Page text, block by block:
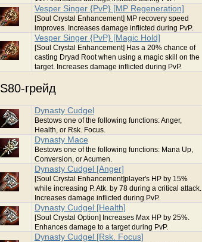
Vesper Singer {PvP} [MP Regeneration]
[Soul Crystal Enhancement] MP recovery speed
improves. Increases damage inflicted during PvP.
Vesper Singer {PvP} [Magic Hold]
[Soul Crystal Enhancement] Has a 20% chance of
casting Dryad Root when using a magic skill on the
target. Increases damage inflicted during PvP.
S80-грейд
Dynasty Cudgel
Bestows one of the following functions: Anger,
Health, or Rsk. Focus.
Dynasty Mace
Bestows one of the following functions: Mana Up,
Conversion, or Acumen.
Dynasty Cudgel [Anger]
[Soul Crystal Enhancement]player's HP by 15%
while increasing P. Atk. by 78 during a critical attack.
Increases damage inflicted during PvP.
Dynasty Cudgel [Health]
[Soul Crystal Option] Increases Max HP by 25%.
Enhances damage to a target during PvP.
Dynasty Cudgel [Rsk. Focus]